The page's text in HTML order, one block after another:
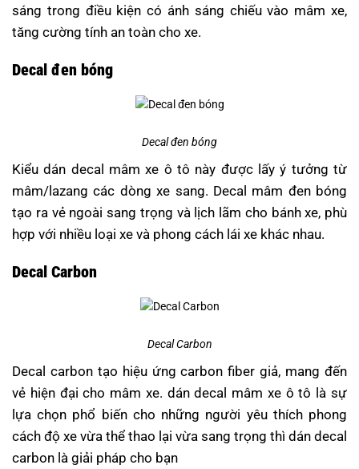
sáng trong điều kiện có ánh sáng chiếu vào mâm xe,
tăng cường tính an toàn cho xe.
Decal đen bóng
Decal đen bóng
Kiểu dán decal mâm xe ô tô này được lấy ý tưởng từ
mâm/lazang các dòng xe sang. Decal mâm đen bóng
tạo ra vẻ ngoài sang trọng và lịch lãm cho bánh xe, phù
hợp với nhiều loại xe và phong cách lái xe khác nhau.
Decal Carbon
Decal Carbon
Decal carbon tạo hiệu ứng carbon fiber giả, mang đến
vẻ hiện đại cho mâm xe. dán decal mâm xe ô tô là sự
lựa chọn phổ biến cho những người yêu thích phong
cách độ xe vừa thể thao lại vừa sang trọng thì dán decal
carbon là giải pháp cho bạn